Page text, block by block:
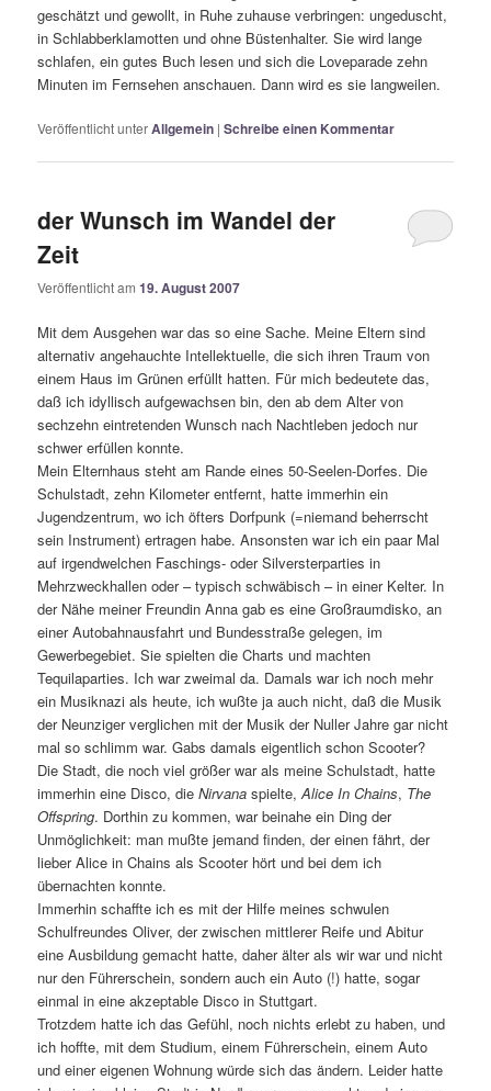
geschätzt und gewollt, in Ruhe zuhause verbringen: ungeduscht,
in Schlabberklamotten und ohne Büstenhalter. Sie wird lange
schlafen, ein gutes Buch lesen und sich die Loveparade zehn
Minuten im Fernsehen anschauen. Dann wird es sie langweilen.
Veröffentlicht unterAllgemein |Schreibe einen Kommentar
der Wunsch im Wandel der
Zeit
Veröffentlicht am19. August 2007
Mit dem Ausgehen war das so eine Sache. Meine Eltern sind
alternativ angehauchte Intellektuelle, die sich ihren Traum von
einem Haus im Grünen erfüllt hatten. Für mich bedeutete das,
daß ich idyllisch aufgewachsen bin, den ab dem Alter von
sechzehn eintretenden Wunsch nach Nachtleben jedoch nur
schwer erfüllen konnte.
Mein Elternhaus steht am Rande eines 50-Seelen-Dorfes. Die
Schulstadt, zehn Kilometer entfernt, hatte immerhin ein
Jugendzentrum, wo ich öfters Dorfpunk (=niemand beherrscht
sein Instrument) ertragen habe. Ansonsten war ich ein paar Mal
auf irgendwelchen Faschings- oder Silversterparties in
Mehrzweckhallen oder – typisch schwäbisch – in einer Kelter. In
der Nähe meiner Freundin Anna gab es eine Großraumdisko, an
einer Autobahnausfahrt und Bundesstraße gelegen, im
Gewerbegebiet. Sie spielten die Charts und machten
Tequilaparties. Ich war zweimal da. Damals war ich noch mehr
ein Musiknazi als heute, ich wußte ja auch nicht, daß die Musik
der Neunziger verglichen mit der Musik der Nuller Jahre gar nicht
mal so schlimm war. Gabs damals eigentlich schon Scooter?
Die Stadt, die noch viel größer war als meine Schulstadt, hatte
immerhin eine Disco, dieNirvana spielte,Alice In Chains, The
Offspring. Dorthin zu kommen, war beinahe ein Ding der
Unmöglichkeit: man mußte jemand finden, der einen fährt, der
lieber Alice in Chains als Scooter hört und bei dem ich
übernachten konnte.
Immerhin schaffte ich es mit der Hilfe meines schwulen
Schulfreundes Oliver, der zwischen mittlerer Reife und Abitur
eine Ausbildung gemacht hatte, daher älter als wir war und nicht
nur den Führerschein, sondern auch ein Auto (!) hatte, sogar
einmal in eine akzeptable Disco in Stuttgart.
Trotzdem hatte ich das Gefühl, noch nichts erlebt zu haben, und
ich hoffte, mit dem Studium, einem Führerschein, einem Auto
und einer eigenen Wohnung würde sich das ändern. Leider hatte